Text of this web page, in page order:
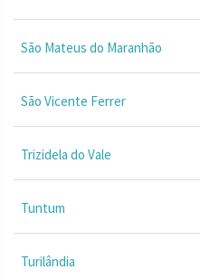
São Mateus do Maranhão
São Vicente Ferrer
Trizidela do Vale
Tuntum
Turilândia